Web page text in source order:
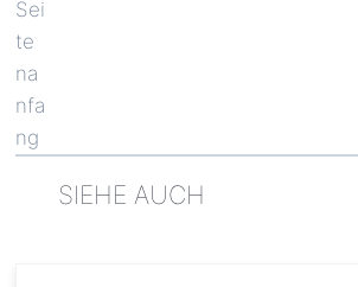
SIEHE AUCH